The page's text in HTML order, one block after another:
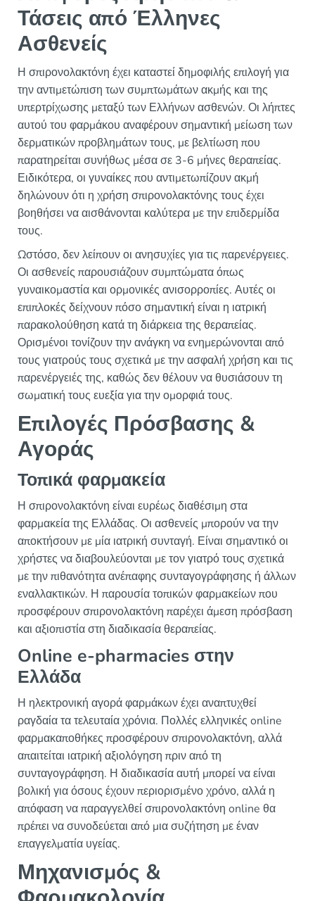
Τάσεις από Έλληνες
Ασθενείς
Η σπιρονολακτόνη έχει καταστεί δημοφιλής επιλογή για
την αντιμετώπιση των συμπτωμάτων ακμής και της
υπερτρίχωσης μεταξύ των Ελλήνων ασθενών. Οι λήπτες
αυτού του φαρμάκου αναφέρουν σημαντική μείωση των
δερματικών προβλημάτων τους, με βελτίωση που
παρατηρείται συνήθως μέσα σε 3-6 μήνες θεραπείας.
Ειδικότερα, οι γυναίκες που αντιμετωπίζουν ακμή
δηλώνουν ότι η χρήση σπιρονολακτόνης τους έχει
βοηθήσει να αισθάνονται καλύτερα με την επιδερμίδα
τους.
Ωστόσο, δεν λείπουν οι ανησυχίες για τις παρενέργειες.
Οι ασθενείς παρουσιάζουν συμπτώματα όπως
γυναικομαστία και ορμονικές ανισορροπίες. Αυτές οι
επιπλοκές δείχνουν πόσο σημαντική είναι η ιατρική
παρακολούθηση κατά τη διάρκεια της θεραπείας.
Ορισμένοι τονίζουν την ανάγκη να ενημερώνονται από
τους γιατρούς τους σχετικά με την ασφαλή χρήση και τις
παρενέργειές της, καθώς δεν θέλουν να θυσιάσουν τη
σωματική τους ευεξία για την ομορφιά τους.
Επιλογές Πρόσβασης &
Αγοράς
Τοπικά φαρμακεία
Η σπιρονολακτόνη είναι ευρέως διαθέσιμη στα
φαρμακεία της Ελλάδας. Οι ασθενείς μπορούν να την
αποκτήσουν με μία ιατρική συνταγή. Είναι σημαντικό οι
χρήστες να διαβουλεύονται με τον γιατρό τους σχετικά
με την πιθανότητα ανέπαφης συνταγογράφησης ή άλλων
εναλλακτικών. Η παρουσία τοπικών φαρμακείων που
προσφέρουν σπιρονολακτόνη παρέχει άμεση πρόσβαση
και αξιοπιστία στη διαδικασία θεραπείας.
Online e-pharmacies στην
Ελλάδα
Η ηλεκτρονική αγορά φαρμάκων έχει αναπτυχθεί
ραγδαία τα τελευταία χρόνια. Πολλές ελληνικές online
φαρμακαποθήκες προσφέρουν σπιρονολακτόνη, αλλά
απαιτείται ιατρική αξιολόγηση πριν από τη
συνταγογράφηση. Η διαδικασία αυτή μπορεί να είναι
βολική για όσους έχουν περιορισμένο χρόνο, αλλά η
απόφαση να παραγγελθεί σπιρονολακτόνη online θα
πρέπει να συνοδεύεται από μια συζήτηση με έναν
επαγγελματία υγείας.
Μηχανισμός &